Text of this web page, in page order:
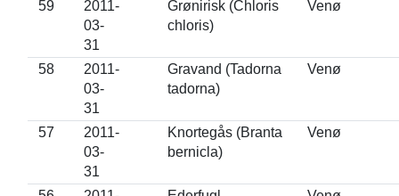
59
2011-
03-
31
Grønirisk (Chloris
chloris)
Venø
58
2011-
03-
31
Gravand (Tadorna
tadorna)
Venø
57
2011-
03-
31
Knortegås (Branta
bernicla)
Venø